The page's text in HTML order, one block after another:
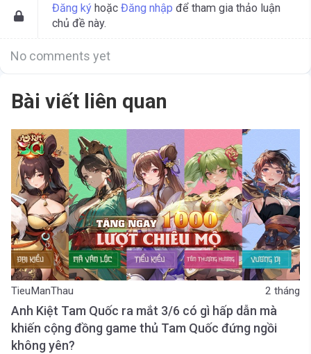
Đăng ký hoặc Đăng nhập để tham gia thảo luận
chủ đề này.
No comments yet
Bài viết liên quan
TieuManThau 2 tháng
Anh Kiệt Tam Quốc ra mắt 3/6 có gì hấp dẫn mà
khiến cộng đồng game thủ Tam Quốc đứng ngồi
không yên?